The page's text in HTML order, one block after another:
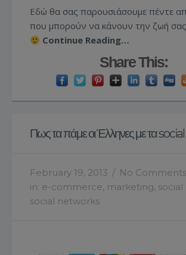
Εδώ θα σας παρουσιάσουμε πέντε
που μπορούν να κάνουν την ζωή σας
Continue Reading…
Share This:
Πως τα πάμε οι Έλληνες με τα
February 19, 2013 / No Comments
in: e-commerce, marketing,
social networks